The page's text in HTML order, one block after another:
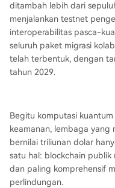
ditambah lebih dari
menjalankan testnet
interoperabilitas pasca-
seluruh paket migrasi
telah terbentuk, dengan
tahun 2029.
Begitu komputasi
keamanan, lembaga yang
bernilai triliunan dolar
satu hal: blockchain
dan paling komprehensif
perlindungan.